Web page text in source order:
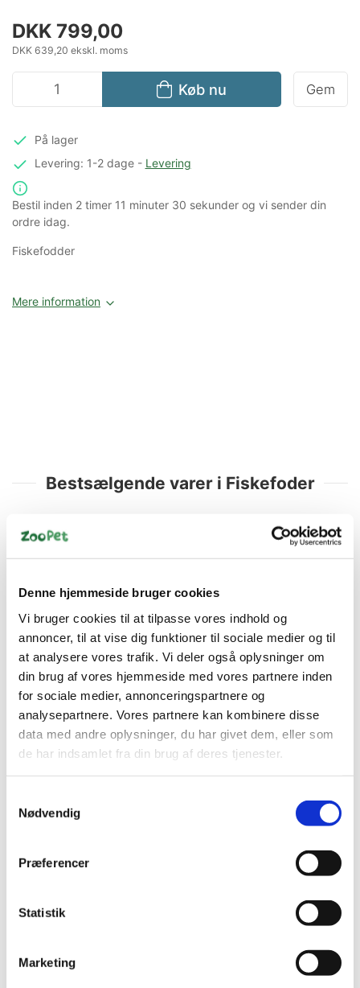
Denne hjemmeside bruger cookies
Vi bruger cookies til at tilpasse vores indhold og
annoncer, til at vise dig funktioner til sociale medier og til
at analysere vores trafik. Vi deler også oplysninger om
din brug af vores hjemmeside med vores partnere inden
for sociale medier, annonceringspartnere og
analysepartnere. Vores partnere kan kombinere disse
data med andre oplysninger, du har givet dem, eller som
de har indsamlet fra din brug af deres tjenester.
Nødvendig
Præferencer
Statistik
Marketing
DKK 799,00
DKK 639,20 ekskl. moms
Køb nu Gem
På lager
Levering: 1-2 dage- Levering
Bestil inden 2 timer 11 minuter 30 sekunder og vi sender din
ordre idag.
Fiskefodder
Mere information
Bestsælgende varer i Fiskefoder
4022573890006
Juwel Easy feed
foderautomat
DKK 329,00
DKK 263,20 ekskl. moms
På lager
5400274273363
Feriefoder
DKK 20,00
DKK 16,00 ekskl. moms